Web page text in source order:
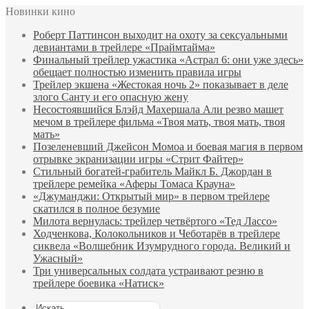
Новинки кино
Роберт Паттинсон выходит на охоту за сексуальными
девиантами в трейлере «Праймтайма»
Финальный трейлер ужастика «Астрал 6: они уже здесь»
обещает полностью изменить правила игры
Трейлер экшена «Жестокая ночь 2» показывает в деле
злого Санту и его опасную жену
Несостоявшийся Блэйд Махершала Али резво машет
мечом в трейлере фильма «Твоя мать, твоя мать, твоя
мать»
Позеленевший Джейсон Момоа и боевая магия в первом
отрывке экранизации игры «Стрит Файтер»
Стильный богатей-грабитель Майкл Б. Джордан в
трейлере ремейка «Аферы Томаса Крауна»
«Джуманджи: Открытый мир» в первом трейлере
скатился в полное безумие
Милота вернулась: трейлер четвёртого «Тед Лассо»
Ходченкова, Колокольников и Чеботарёв в трейлере
сиквела «Волшебник Изумрудного города. Великий и
Ужасный»
Три универсальных солдата устраивают резню в
трейлере боевика «Натиск»